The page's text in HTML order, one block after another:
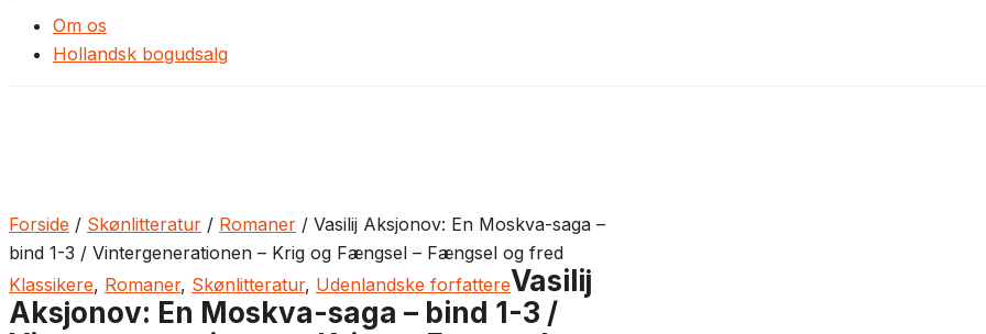
Om os
Hollandsk bogudsalg
Forside / Skønlitteratur / Romaner / Vasilij Aksjonov: En Moskva-saga –
bind 1-3 / Vintergenerationen – Krig og Fængsel – Fængsel og fred
Klassikere, Romaner, Skønlitteratur, Udenlandske forfattereVasilij
Aksjonov: En Moskva-saga – bind 1-3 /